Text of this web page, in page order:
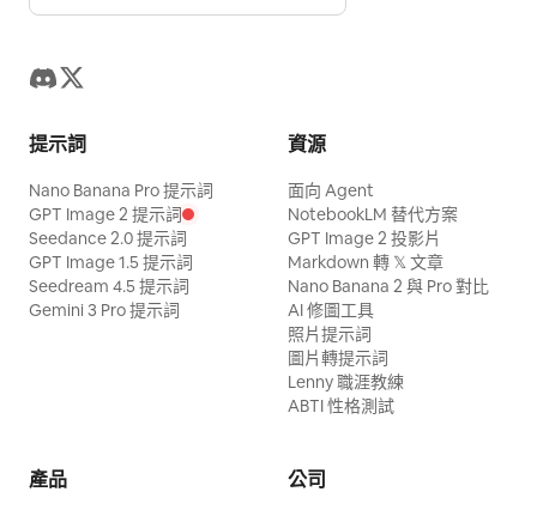
提示詞
Nano Banana Pro 提示詞
GPT Image 2 提示詞
Seedance 2.0 提示詞
GPT Image 1.5 提示詞
Seedream 4.5 提示詞
Gemini 3 Pro 提示詞
資源
面向 Agent
NotebookLM 替代方案
GPT Image 2 投影片
Markdown 轉 𝕏 文章
Nano Banana 2 與 Pro 對比
AI 修圖工具
照片提示詞
圖片轉提示詞
Lenny 職涯教練
ABTI 性格測試
產品 公司